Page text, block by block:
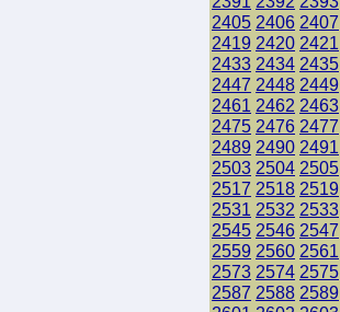
2405 2406 2407
2419 2420 2421
2433 2434 2435
2447 2448 2449
2461 2462 2463
2475 2476 2477
2489 2490 2491
2503 2504 2505
2517 2518 2519
2531 2532 2533
2545 2546 2547
2559 2560 2561
2573 2574 2575
2587 2588 2589